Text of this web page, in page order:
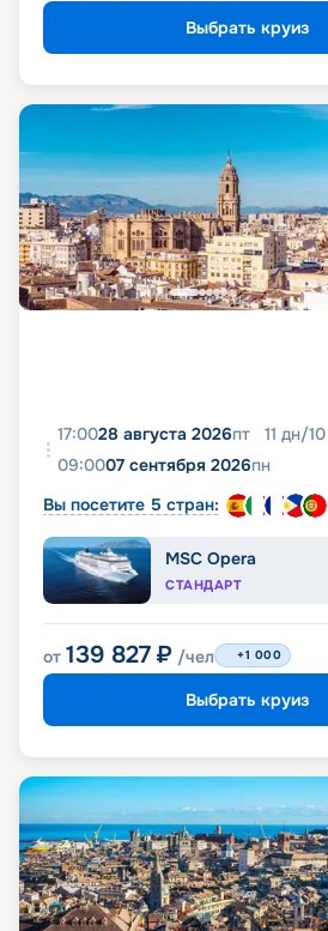
Выбрать круиз
17:0028 августа 2026пт 11 дн/10
09:0007 сентября 2026пн
Вы посетите 5 стран:
MSC Opera
СТАНДАРТ
от 139 827 ₽ /чел +1 000
Выбрать круиз